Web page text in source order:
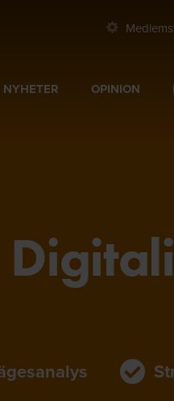
NYHETER OPINION